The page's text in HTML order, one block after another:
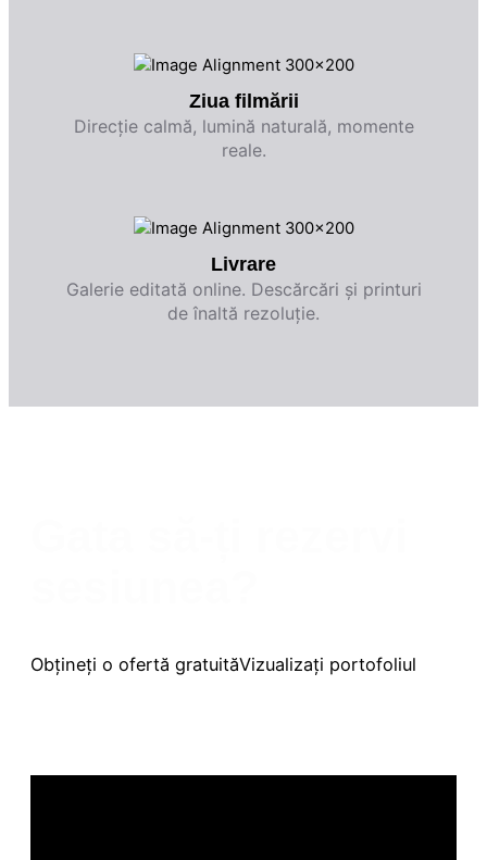
Ziua filmării
Direcție calmă, lumină naturală, momente
reale.
Livrare
Galerie editată online. Descărcări și printuri
de înaltă rezoluție.
Obțineți o ofertă gratuităVizualizați portofoliul